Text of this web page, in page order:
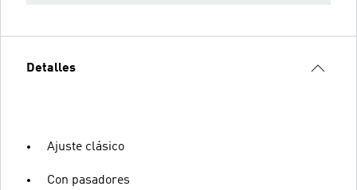
Detalles
Ajuste clásico
Con pasadores